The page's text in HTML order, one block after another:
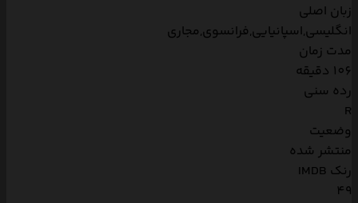
زبان اصلی
انگلیسی,اسپانیایی,فرانسوی,مجاری
مدت زمان
106 دقیقه
رده سنی
R
وضعیت
منتشر شده
رنک IMDB
49